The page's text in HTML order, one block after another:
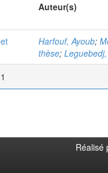
Auteur(s)
Harfouf, Ayoub;
thèse;
Réalisé